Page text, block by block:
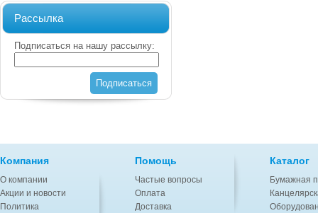
Рассылка
Подписаться на нашу рассылку:
Подписаться
Компания
О компании
Акции и новости
Политика
Помощь
Частые вопросы
Оплата
Доставка
Каталог
Бумажная